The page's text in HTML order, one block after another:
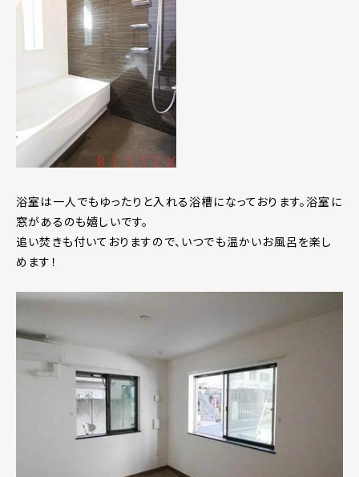
浴室は一人でもゆったりと入れる浴槽になっております。浴室に
窓があるのも嬉しいです。
追い焚きも付いておりますので、いつでも温かいお風呂を楽し
めます！